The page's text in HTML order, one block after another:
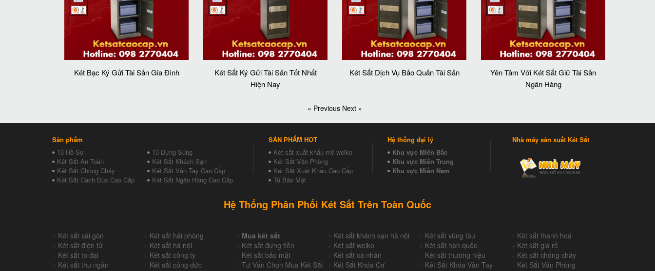
Két Bạc Ký Gửi Tài Sản Gia Đình
Két Sắt Ký Gửi Tài Sản Tốt Nhất
Hiện Nay
Két Sắt Dịch Vụ Bảo Quản Tài Sản
Yên Tâm Với Két Sắt Giữ Tài Sản
Ngân Hàng
« Previous Next »
Sản phẩm
Tủ Hồ Sơ
Tủ Đựng Súng
Két Sắt An Toàn
Két Sắt Khách Sạn
Két Sắt Chống Cháy
Két Sắt Vân Tay Cao Cấp
Két Sắt Cách Đúc Cao Cấp
Két Sắt Ngân Hàng Cao Cấp
SẢN PHẨM HOT
Két sắt xuất khẩu mỹ welko
Két Sắt Văn Phòng
Két Sắt Xuất Khẩu Cao Cấp
Tủ Bảo Mật
Hệ thống đại lý
Khu vực Miền Bắc
Khu vực Miền Trung
Khu vực Miền Nam
Nhà máy sản xuất Két Sắt
Hệ Thống Phân Phối Két Sắt Trên Toàn Quốc
Két sắt sài gòn Két sắt hải phòng Mua két sắt Két sắt khách sạn hà nội Két sắt vũng tàu
Két sắt thanh hoá
Két sắt điện tử Két sắt hà nội Két sắt đựng tiền Két sắt welko Két sắt hàn quốc
Két sắt giá rẻ
Két sắt to đại Két sắt công ty Két sắt bảo mật Két sắt cá nhân Két sắt thương hiệu
Két sắt chống cháy
Két sắt thu ngân Két sắt công đức Tư Vấn Chọn Mua Két Sắt Két Sắt Khóa Cơ Két Sắt Khóa Vân Tay
Két Sắt Văn Phòng